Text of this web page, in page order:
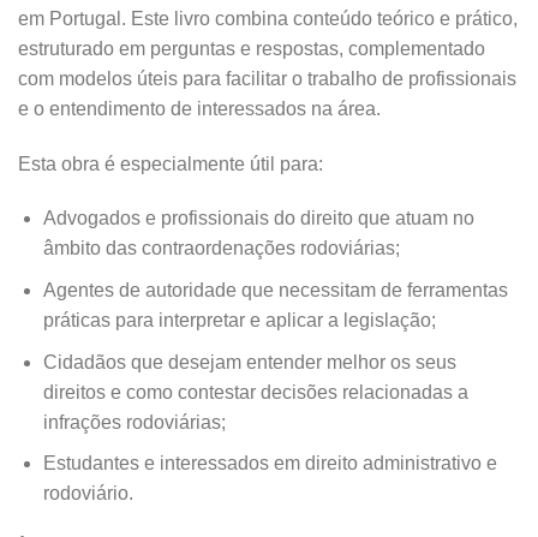
em Portugal. Este livro combina conteúdo teórico e prático,
estruturado em perguntas e respostas, complementado
com modelos úteis para facilitar o trabalho de profissionais
e o entendimento de interessados na área.
Esta obra é especialmente útil para:
Advogados e profissionais do direito que atuam no
âmbito das contraordenações rodoviárias;
Agentes de autoridade que necessitam de ferramentas
práticas para interpretar e aplicar a legislação;
Cidadãos que desejam entender melhor os seus
direitos e como contestar decisões relacionadas a
infrações rodoviárias;
Estudantes e interessados em direito administrativo e
rodoviário.